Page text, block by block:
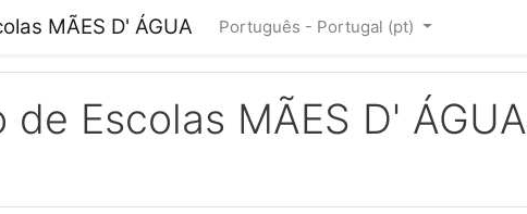
MÃES D' ÁGUA Português - Portugal ‎(pt)‎
Escolas MÃES D' ÁGUA